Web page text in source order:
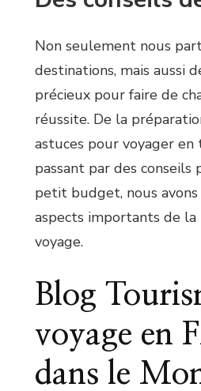
Non seulement nous
destinations, mais aussi
précieux pour faire de
réussite. De la
astuces pour voyager
passant par des conseils
petit budget, nous
aspects importants de la
voyage.
Blog
voyage en
dans le